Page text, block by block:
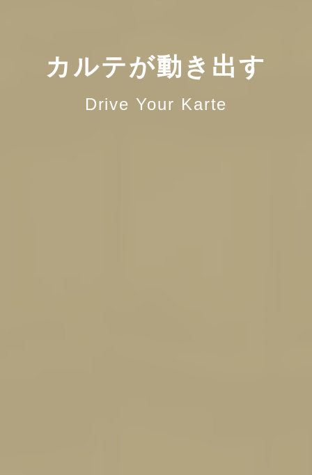
カルテが動き出す
Drive Your Karte